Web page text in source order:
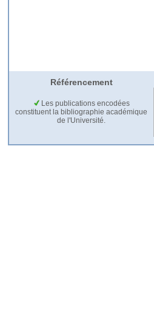
Référencement
Les publications encodées
constituent la bibliographie académique
de l'Université.